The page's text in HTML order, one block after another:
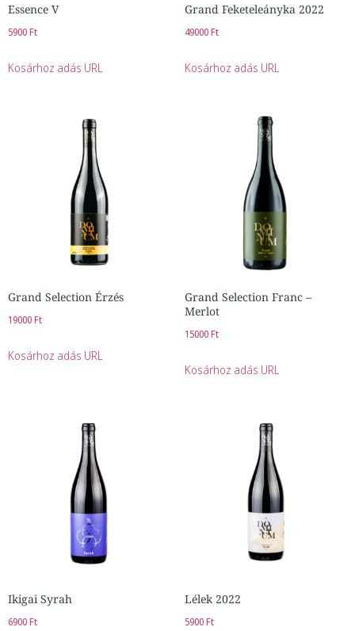
Essence V
5900Ft
Kosárhoz adás URL
Grand Feketeleányka 2022
49000Ft
Kosárhoz adás URL
Grand Selection Érzés
19000Ft
Kosárhoz adás URL
Grand Selection Franc –
Merlot
15000Ft
Kosárhoz adás URL
Ikigai Syrah
6900Ft
Lélek 2022
5900Ft